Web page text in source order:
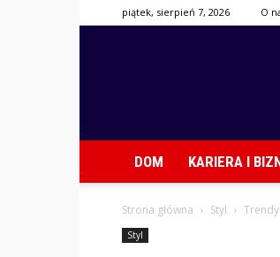
piątek, sierpień 7, 2026 O
DOM KARIERA I
Strona główna Styl
Styl